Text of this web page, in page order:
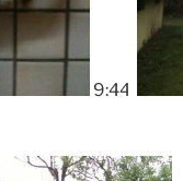
9:44